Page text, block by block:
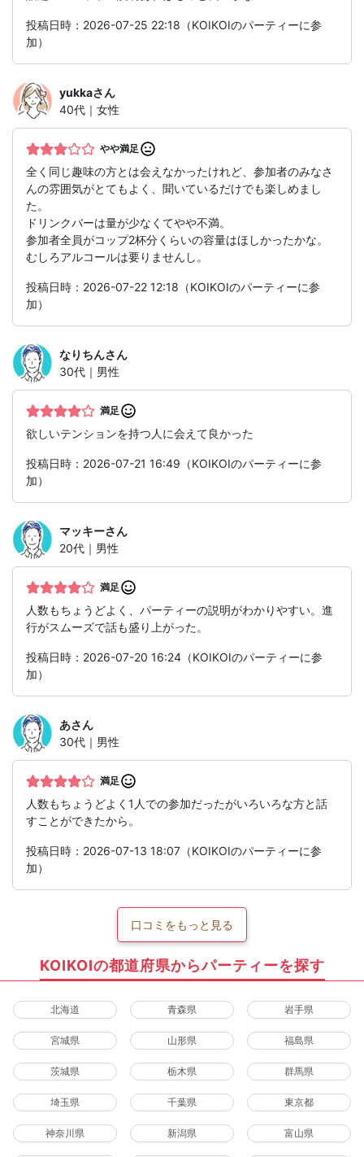
投稿日時：2026-07-25 22:18（KOIKOIのパーティーに参
加）
yukkaさん
40代｜女性
やや満足
全く同じ趣味の方とは会えなかったけれど、参加者のみなさ
んの雰囲気がとてもよく、聞いているだけでも楽しめまし
た。
ドリンクバーは量が少なくてやや不満。
参加者全員がコップ2杯分くらいの容量はほしかったかな。
むしろアルコールは要りませんし。
投稿日時：2026-07-22 12:18（KOIKOIのパーティーに参
加）
なりちんさん
30代｜男性
満足
欲しいテンションを持つ人に会えて良かった
投稿日時：2026-07-21 16:49（KOIKOIのパーティーに参
加）
マッキーさん
20代｜男性
満足
人数もちょうどよく、パーティーの説明がわかりやすい。進
行がスムーズで話も盛り上がった。
投稿日時：2026-07-20 16:24（KOIKOIのパーティーに参
加）
あさん
30代｜男性
満足
人数もちょうどよく1人での参加だったがいろいろな方と話
すことができたから。
投稿日時：2026-07-13 18:07（KOIKOIのパーティーに参
加）
口コミをもっと見る
KOIKOIの都道府県からパーティーを探す
北海道 青森県 岩手県
宮城県 山形県 福島県
茨城県 栃木県 群馬県
埼玉県 千葉県 東京都
神奈川県 新潟県 富山県